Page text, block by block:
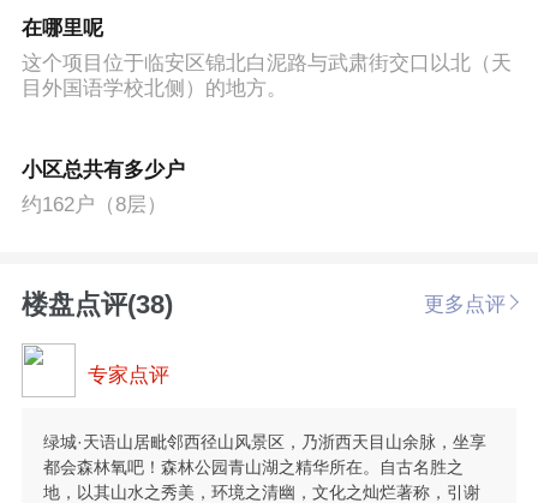
在哪里呢
这个项目位于临安区锦北白泥路与武肃街交口以北（天
目外国语学校北侧）的地方。
小区总共有多少户
约162户（8层）
楼盘点评(38) 更多点评
专家点评
绿城·天语山居毗邻西径山风景区，乃浙西天目山余脉，坐享
都会森林氧吧！森林公园青山湖之精华所在。自古名胜之
地，以其山水之秀美，环境之清幽，文化之灿烂著称，引谢